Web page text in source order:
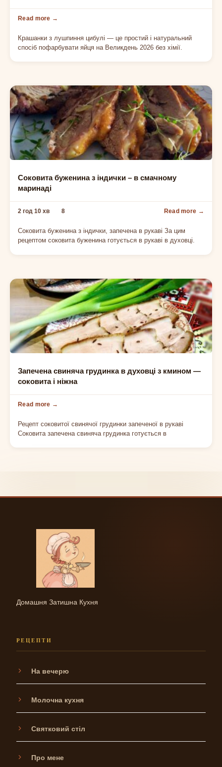
Крашанки з лушпиння цибулі — це простий і натуральний
спосіб пофарбувати яйця на Великдень 2026 без хімії.
З ІНДИЧКИ
Соковита буженина з індички – в смачному
маринаді
2 год 10 хв 8
Соковита буженина з індички, запечена в рукаві За цим
рецептом соковита буженина готується в рукаві в духовці.
РЕЦЕПТИ ЗІ СВИНИНИ
Запечена свиняча грудинка в духовці з кмином —
соковита і ніжна
Рецепт соковитої свинячої грудинки запеченої в рукаві
Соковита запечена свиняча грудинка готується в
Домашня Затишна Кухня
РЕЦЕПТИ
На вечерю
Молочна кухня
Святковий стіл
Про мене